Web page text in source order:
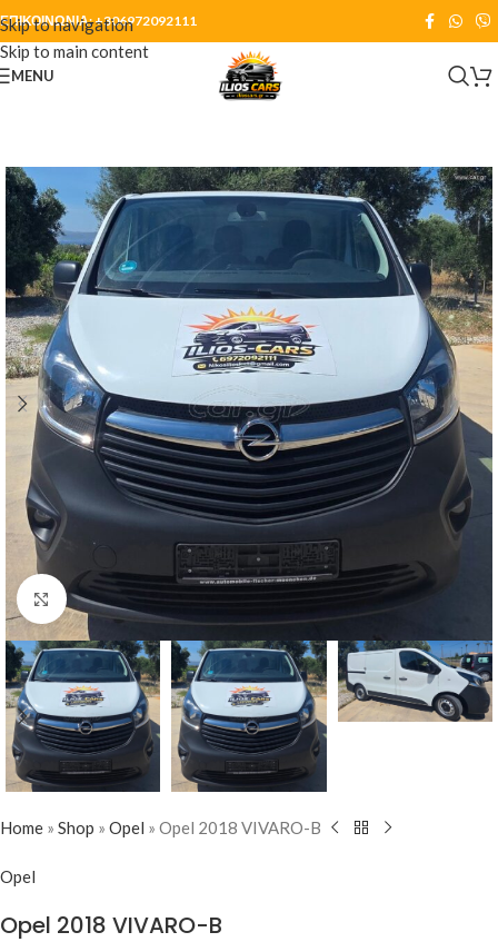
Skip to navigation
Skip to main content
ΕΠΙΚΟΙΝΩΝΙΑ:+306972092111
MENU
Click to enlarge
Home » Shop » Opel » Opel 2018 VIVARO-B
Opel
Opel 2018 VIVARO-B